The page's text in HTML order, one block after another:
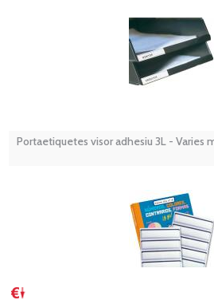
Portaetiquetes visor adhesiu 3L - Varies